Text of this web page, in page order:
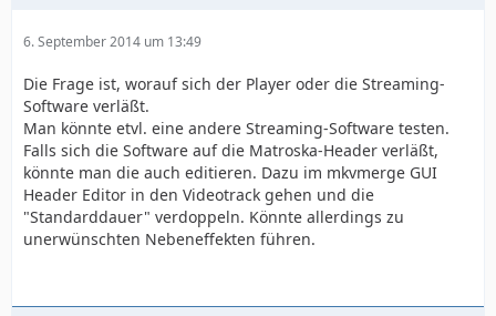
6. September 2014 um 13:49
Die Frage ist, worauf sich der Player oder die Streaming-
Software verläßt.
Man könnte etvl. eine andere Streaming-Software testen.
Falls sich die Software auf die Matroska-Header verläßt,
könnte man die auch editieren. Dazu im mkvmerge GUI
Header Editor in den Videotrack gehen und die
"Standarddauer" verdoppeln. Könnte allerdings zu
unerwünschten Nebeneffekten führen.